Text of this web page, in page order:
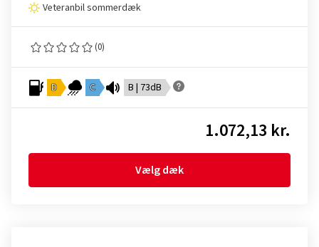
Veteranbil sommerdæk
(0)
D C B | 73dB
1.072,13 kr.
Vælg dæk